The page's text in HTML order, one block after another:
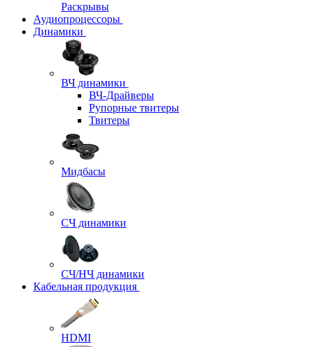
Раскрывы
Аудиопроцессоры
Динамики
ВЧ динамики
ВЧ-Драйверы
Рупорные твитеры
Твитеры
Мидбасы
СЧ динамики
СЧ/НЧ динамики
Кабельная продукция
HDMI